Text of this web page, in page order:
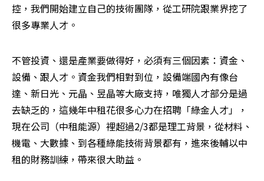
控，我們開始建立自己的技術團隊，從工研院跟業界挖了
很多專業人才。
不管投資、還是產業要做得好，必須有三個因素：資金、
設備、跟人才。資金我們相對到位，設備端國內有像台
達、新日光、元晶、昱晶等大廠支持，唯獨人才部分是過
去缺乏的，這幾年中租花很多心力在招聘「綠金人才」，
現在公司（中租能源）裡超過2/3都是理工背景，從材料、
機電、大數據、到各種綠能技術背景都有，進來後輔以中
租的財務訓練，帶來很大助益。